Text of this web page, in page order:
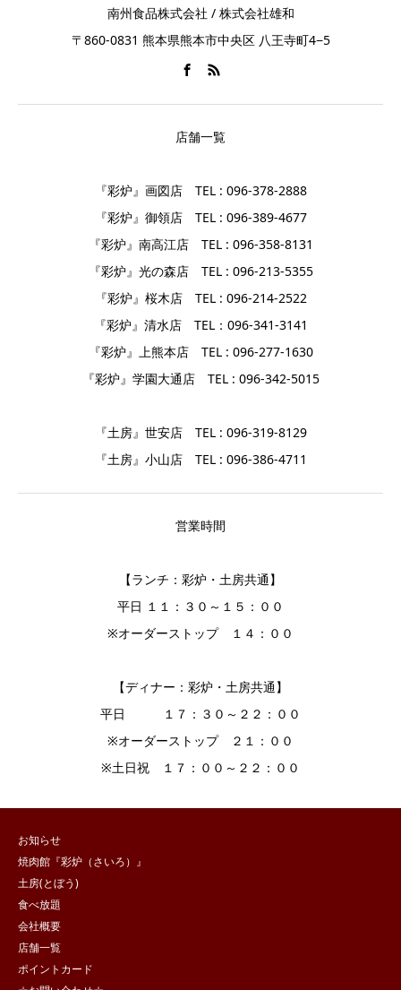
南州食品株式会社 / 株式会社雄和
〒860-0831 熊本県熊本市中央区 八王寺町4−5
店舗一覧
『彩炉』画図店 TEL : 096-378-2888
『彩炉』御領店 TEL : 096-389-4677
『彩炉』南高江店 TEL : 096-358-8131
『彩炉』光の森店 TEL : 096-213-5355
『彩炉』桜木店 TEL : 096-214-2522
『彩炉』清水店 TEL：096-341-3141
『彩炉』上熊本店 TEL : 096-277-1630
『彩炉』学園大通店 TEL : 096-342-5015
『土房』世安店 TEL : 096-319-8129
『土房』小山店 TEL : 096-386-4711
営業時間
【ランチ：彩炉・土房共通】
平日 １１：３０～１５：００
※オーダーストップ １４：００
【ディナー：彩炉・土房共通】
平日 １７：３０～２２：００
※オーダーストップ ２１：００
※土日祝 １７：００～２２：００
お知らせ
焼肉館『彩炉（さいろ）』
土房(とぼう)
食べ放題
会社概要
店舗一覧
ポイントカード